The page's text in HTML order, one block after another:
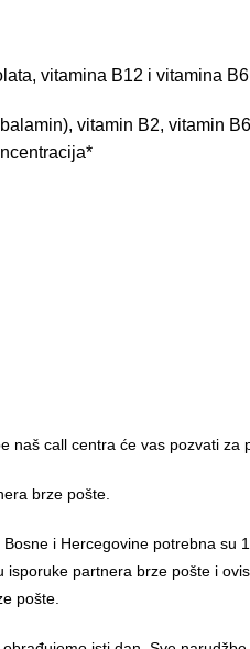
vitamina B12 i vitamina
vitamin B2, vitamin
naš call centra će vas pozvati za
brze pošte.
i Hercegovine potrebna su
isporuke partnera brze pošte i
pošte.